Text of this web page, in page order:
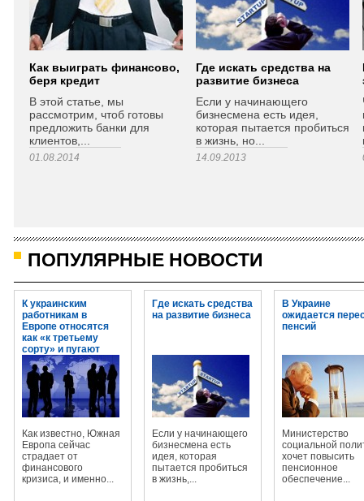
Как выиграть финансово,
беря кредит
В этой статье, мы
рассмотрим, чтоб готовы
предложить банки для
клиентов,...
01.08.2014
Где искать средства на
развитие бизнеса
Если у начинающего
бизнесмена есть идея,
которая пытается пробиться
в жизнь, но...
14.09.2013
ПОПУЛЯРНЫЕ НОВОСТИ
К украинским
работникам в
Европе относятся
как «к третьему
сорту» и пугают
огромными
штрафами
Как известно, Южная
Европа сейчас
страдает от
финансового
кризиса, и именно...
Где искать средства
на развитие бизнеса
Если у начинающего
бизнесмена есть
идея, которая
пытается пробиться
в жизнь,...
В Украине
ожидается
пенсий
Министерство
социальной
хочет повысить
пенсионное
обеспечение...